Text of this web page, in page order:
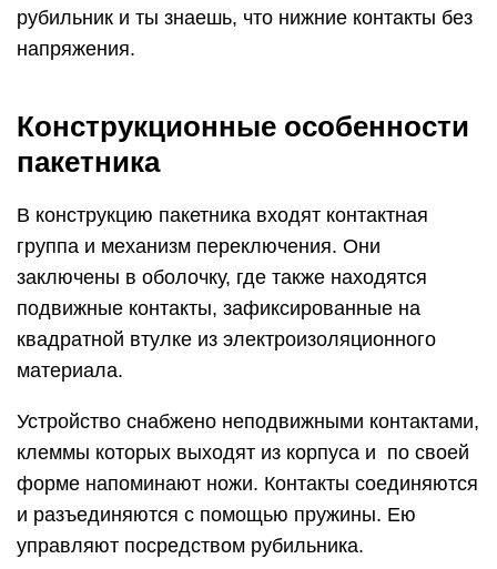
рубильник и ты знаешь, что нижние контакты без
напряжения.
Конструкционные особенности
пакетника
В конструкцию пакетника входят контактная
группа и механизм переключения. Они
заключены в оболочку, где также находятся
подвижные контакты, зафиксированные на
квадратной втулке из электроизоляционного
материала.
Устройство снабжено неподвижными контактами,
клеммы которых выходят из корпуса и по своей
форме напоминают ножи. Контакты соединяются
и разъединяются с помощью пружины. Ею
управляют посредством рубильника.